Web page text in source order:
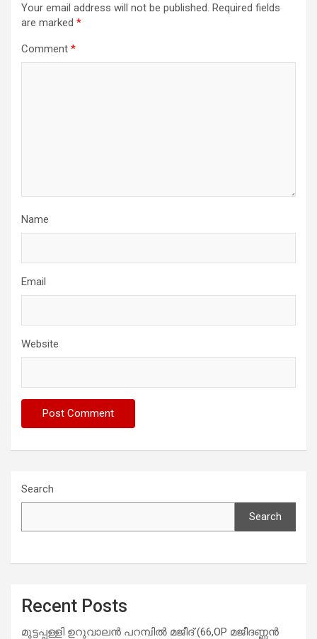
Your email address will not be published. Required fields
are marked *
Comment *
Name
Email
Website
Search
Search
Recent Posts
മുട്ടപ്പള്ളി ഉറുവാലൻ പറമ്പിൽ മജീദ് (66,OP മജീദണ്ണൻ